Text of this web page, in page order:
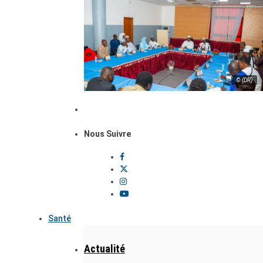
© (DR)
Nous Suivre
Santé
Actualité